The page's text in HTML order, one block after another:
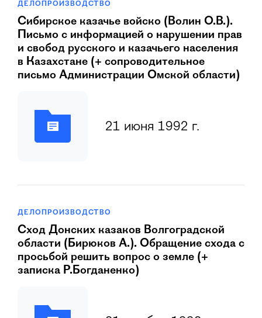
ДЕЛОПРОИЗВОДСТВО
Сибирское казачье войско (Волин О.В.).
Письмо с информацией о нарушении прав
и свобод русского и казачьего населения
в Казахстане (+ сопроводительное
письмо Администрации Омской области)
21 июня 1992 г.
ДЕЛОПРОИЗВОДСТВО
Сход Донских казаков Волгоградской
области (Бирюков А.). Обращение схода с
просьбой решить вопрос о земле (+
записка Р.Богданенко)